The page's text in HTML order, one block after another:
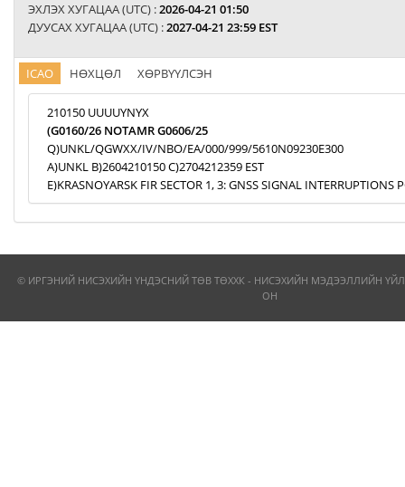
ЭХЛЭХ ХУГАЦАА (UTC) :2026-04-21 01:50
ДУУСАХ ХУГАЦАА (UTC) :2027-04-21 23:59 EST
ICAO НӨХЦӨЛ ХӨРВҮҮЛСЭН
210150 UUUUYNYX
(G0160/26 NOTAMR G0606/25
Q)UNKL/QGWXX/IV/NBO/EA/000/999/5610N09230E300
A)UNKL B)2604210150 C)2704212359 EST
E)KRASNOYARSK FIR SECTOR 1, 3: GNSS SIGNAL INTERRUPTIONS
© ИРГЭНИЙ НИСЭХИЙН ҮНДЭСНИЙ ТӨВ ТӨХХК - НИСЭХИЙН МЭДЭЭЛЛИЙН
ОН